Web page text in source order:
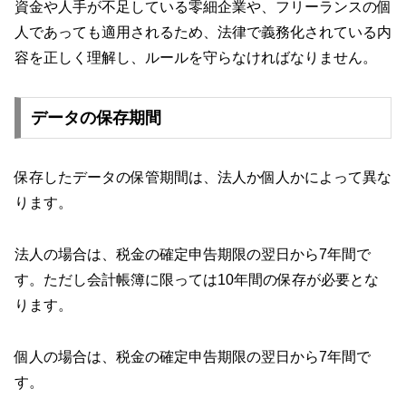
資金や人手が不足している零細企業や、フリーランスの個
人であっても適用されるため、法律で義務化されている内
容を正しく理解し、ルールを守らなければなりません。
データの保存期間
保存したデータの保管期間は、法人か個人かによって異な
ります。
法人の場合は、税金の確定申告期限の翌日から7年間で
す。ただし会計帳簿に限っては10年間の保存が必要とな
ります。
個人の場合は、税金の確定申告期限の翌日から7年間で
す。